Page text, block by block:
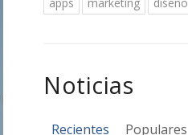
Noticias
Recientes Populares